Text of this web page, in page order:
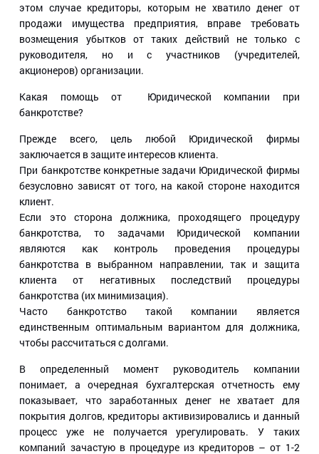
этом случае кредиторы, которым не хватило денег от
продажи имущества предприятия, вправе требовать
возмещения убытков от таких действий не только с
руководителя, но и с участников (учредителей,
акционеров) организации.
Какая помощь от Юридической компании при
банкротстве?
Прежде всего, цель любой Юридической фирмы
заключается в защите интересов клиента.
При банкротстве конкретные задачи Юридической фирмы
безусловно зависят от того, на какой стороне находится
клиент.
Если это сторона должника, проходящего процедуру
банкротства, то задачами Юридической компании
являются как контроль проведения процедуры
банкротства в выбранном направлении, так и защита
клиента от негативных последствий процедуры
банкротства (их минимизация).
Часто банкротство такой компании является
единственным оптимальным вариантом для должника,
чтобы рассчитаться с долгами.
В определенный момент руководитель компании
понимает, а очередная бухгалтерская отчетность ему
показывает, что заработанных денег не хватает для
покрытия долгов, кредиторы активизировались и данный
процесс уже не получается урегулировать. У таких
компаний зачастую в процедуре из кредиторов – от 1-2